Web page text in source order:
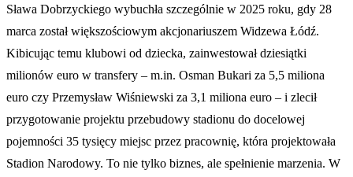
Sława Dobrzyckiego wybuchła szczególnie w 2025 roku, gdy 28
marca został większościowym akcjonariuszem Widzewa Łódź.
Kibicując temu klubowi od dziecka, zainwestował dziesiątki
milionów euro w transfery – m.in. Osman Bukari za 5,5 miliona
euro czy Przemysław Wiśniewski za 3,1 miliona euro – i zlecił
przygotowanie projektu przebudowy stadionu do docelowej
pojemności 35 tysięcy miejsc przez pracownię, która projektowała
Stadion Narodowy. To nie tylko biznes, ale spełnienie marzenia. W